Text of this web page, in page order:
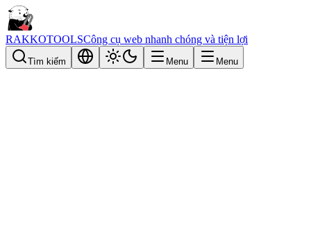
RAKKOTOOLSCông cụ web nhanh chóng và tiện lợi
Tìm kiếm Menu Menu